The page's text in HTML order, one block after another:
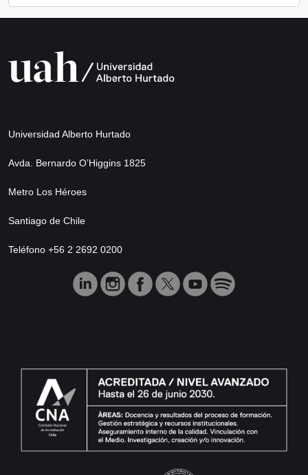
Universidad Alberto Hurtado
Avda. Bernardo O’Higgins 1825
Metro Los Héroes
Santiago de Chile
Teléfono +56 2 2692 0200